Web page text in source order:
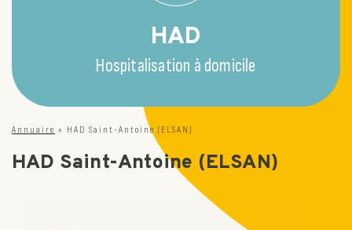
HAD
Hospitalisation à domicile
Annuaire » HAD Saint-Antoine (ELSAN)
HAD Saint-Antoine (ELSAN)